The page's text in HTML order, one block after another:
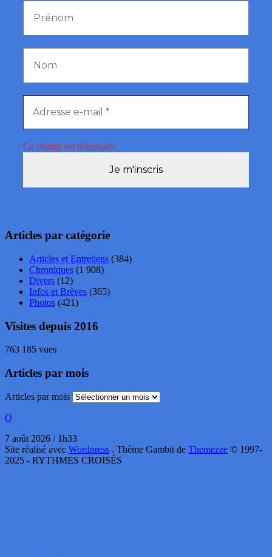
Ce champ est nécessaire.
Articles par catégorie
Articles et Entretiens (384)
Chroniques (1 908)
Divers (12)
Infos et Brèves (365)
Photos (421)
Visites depuis 2016
763 185 vues
Articles par mois
Articles par mois
O
7 août 2026 / 1h33
Site réalisé avec Wordpress . Thème Gambit de Themezee © 1997-
2025 - RYTHMES CROISÉS